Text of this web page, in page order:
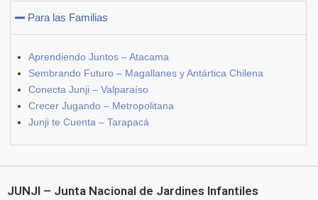
Para las Familias
Aprendiendo Juntos – Atacama
Sembrando Futuro – Magallanes y Antártica Chilena
Conecta Junji – Valparaíso
Crecer Jugando – Metropolitana
Junji te Cuenta – Tarapacá
JUNJI – Junta Nacional de Jardines Infantiles